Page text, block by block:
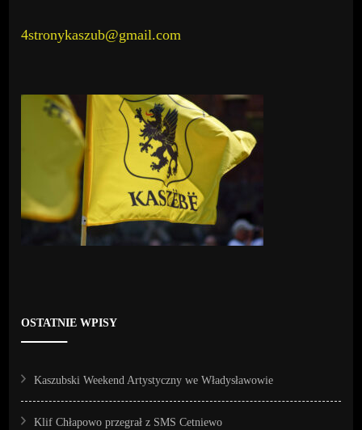
4stronykaszub@gmail.com
OSTATNIE WPISY
Kaszubski Weekend Artystyczny we Władysławowie
Klif Chłapowo przegrał z SMS Cetniewo